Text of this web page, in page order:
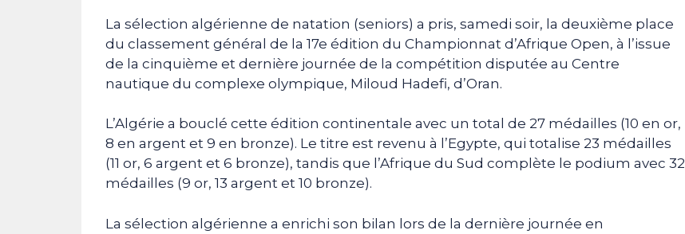
La sélection algérienne de natation (seniors) a pris, samedi soir, la deuxième place
du classement général de la 17e édition du Championnat d’Afrique Open, à l’issue
de la cinquième et dernière journée de la compétition disputée au Centre
nautique du complexe olympique, Miloud Hadefi, d’Oran.
L’Algérie a bouclé cette édition continentale avec un total de 27 médailles (10 en or,
8 en argent et 9 en bronze). Le titre est revenu à l’Egypte, qui totalise 23 médailles
(11 or, 6 argent et 6 bronze), tandis que l’Afrique du Sud complète le podium avec 32
médailles (9 or, 13 argent et 10 bronze).
La sélection algérienne a enrichi son bilan lors de la dernière journée en